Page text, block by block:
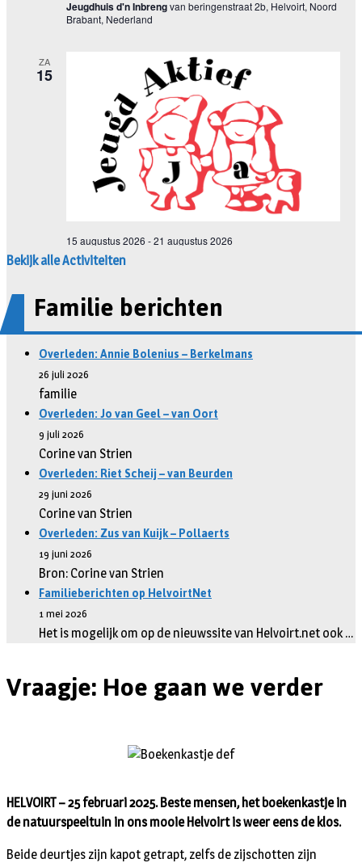
Bekijk alle Activiteiten
Familie berichten
Overleden: Annie Bolenius – Berkelmans
26 juli 2026
familie
Overleden: Jo van Geel – van Oort
9 juli 2026
Corine van Strien
Overleden: Riet Scheij – van Beurden
29 juni 2026
Corine van Strien
Overleden: Zus van Kuijk – Pollaerts
19 juni 2026
Bron: Corine van Strien
Familieberichten op HelvoirtNet
1 mei 2026
Het is mogelijk om op de nieuwssite van Helvoirt.net ook …
Vraagje: Hoe gaan we verder
HELVOIRT – 25 februari 2025. Beste mensen, het boekenkastje in
de natuurspeeltuin in ons mooie Helvoirt is weer eens de klos.
Beide deurtjes zijn kapot getrapt, zelfs de zijschotten zijn